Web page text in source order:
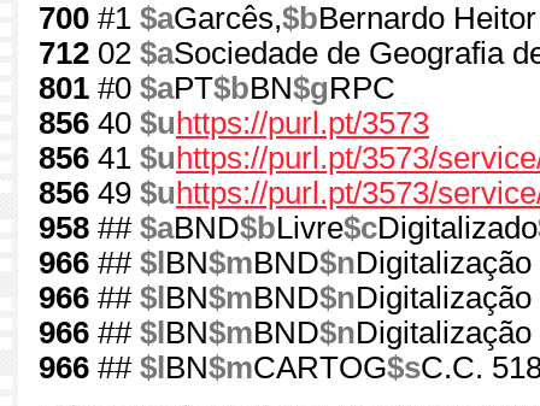
700 #1 $aGarcês,$bBernardo
712 02 $aSociedade de Geografia
801 #0 $aPT$bBN$gRPC
856 40 $u https://purl.pt/3573
856 41 $u https://purl.pt/3573/
856 49 $u https://purl.pt/3573/
958 ## $aBND$bLivre$cDigitalizado
966 ## $l BN$mBND$n
966 ## $l BN$mBND$n
966 ## $l BN$mBND$n
966 ## $l BN$mCARTOG$sC.C.